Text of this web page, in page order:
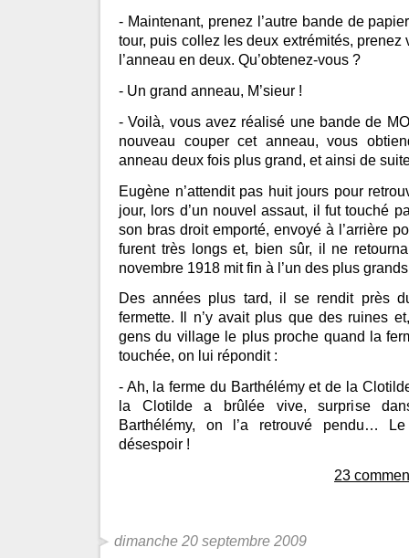
- Maintenant, prenez l’autre bande de
tour, puis collez les deux extrémités, prenez
l’anneau en deux. Qu’obtenez-vous ?
- Un grand anneau, M’sieur !
- Voilà, vous avez réalisé une bande de
nouveau couper cet anneau, vous
anneau deux fois plus grand, et ainsi de
Eugène n’attendit pas huit jours pour
jour, lors d’un nouvel assaut, il fut touché
son bras droit emporté, envoyé à l’arrière
furent très longs et, bien sûr, il ne
novembre 1918 mit fin à l’un des plus
Des années plus tard, il se rendit près
fermette. Il n’y avait plus que des ruines
gens du village le plus proche quand la
touchée, on lui répondit :
- Ah, la ferme du Barthélémy et de la
la Clotilde a brûlée vive, surprise
Barthélémy, on l’a retrouvé pendu… Le
désespoir !
23
dimanche 20 septembre 2009